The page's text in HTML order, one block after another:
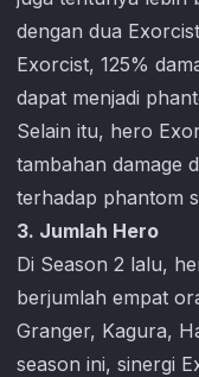
dengan dua
Exorcist, 125%
dapat menjadi
Selain itu, hero
tambahan damage
terhadap phantom
3. Jumlah Hero
Di Season 2 lalu,
berjumlah empat
Granger, Kagura,
season ini, sinergi